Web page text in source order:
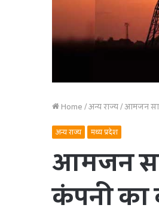
Home/अन्य राज्य/आमजन
अन्य राज्य मध्य प्रदेश
आमजन
कंपनी का